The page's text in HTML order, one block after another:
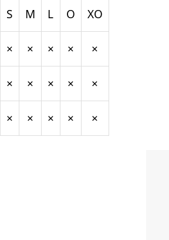
S M L O XO
× × × × ×
× × × × ×
× × × × ×